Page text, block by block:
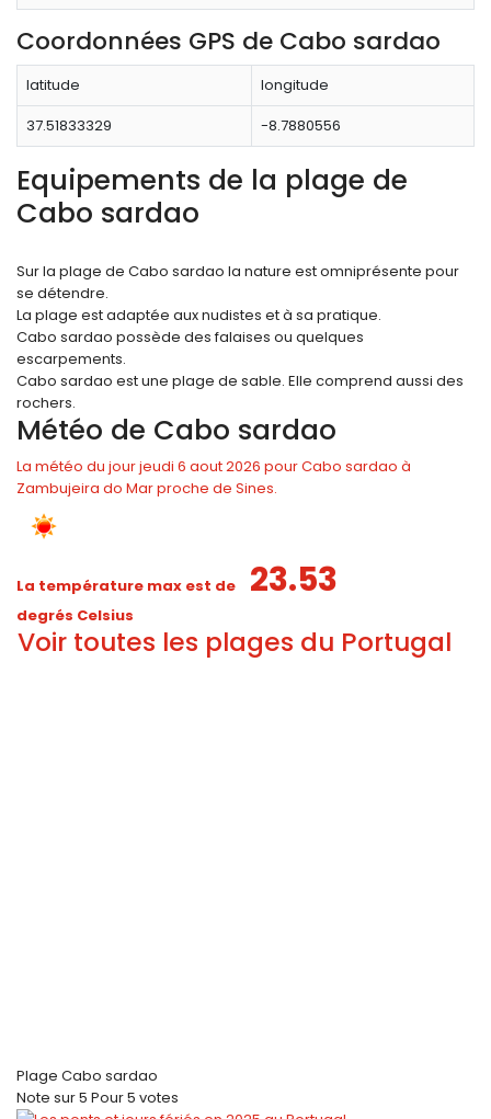
Coordonnées GPS de Cabo sardao
latitude
longitude
37.51833329
-8.7880556
Equipements de la plage de
Cabo sardao
Sur la plage de Cabo sardao la nature est omniprésente pour
se détendre.
La plage est adaptée aux nudistes et à sa pratique.
Cabo sardao possède des falaises ou quelques
escarpements.
Cabo sardao est une plage de sable. Elle comprend aussi des
rochers.
Météo de Cabo sardao
La météo du jour jeudi 6 aout 2026 pour Cabo sardao à
Zambujeira do Mar proche de Sines.
La température max est de 23.53
degrés Celsius
Voir toutes les plages du Portugal
Plage Cabo sardao
Note sur5 Pour5 votes